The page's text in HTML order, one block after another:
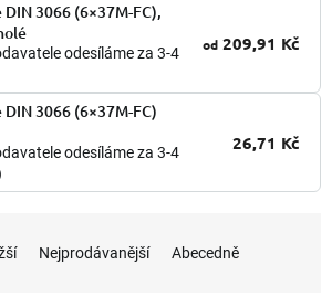
DIN 3066 (6×37M-FC),
odesíláme za 3-4
od 209,91 Kč
DIN 3066 (6×37M-FC)
odesíláme za 3-4
26,71 Kč
Nejprodávanější Abecedně